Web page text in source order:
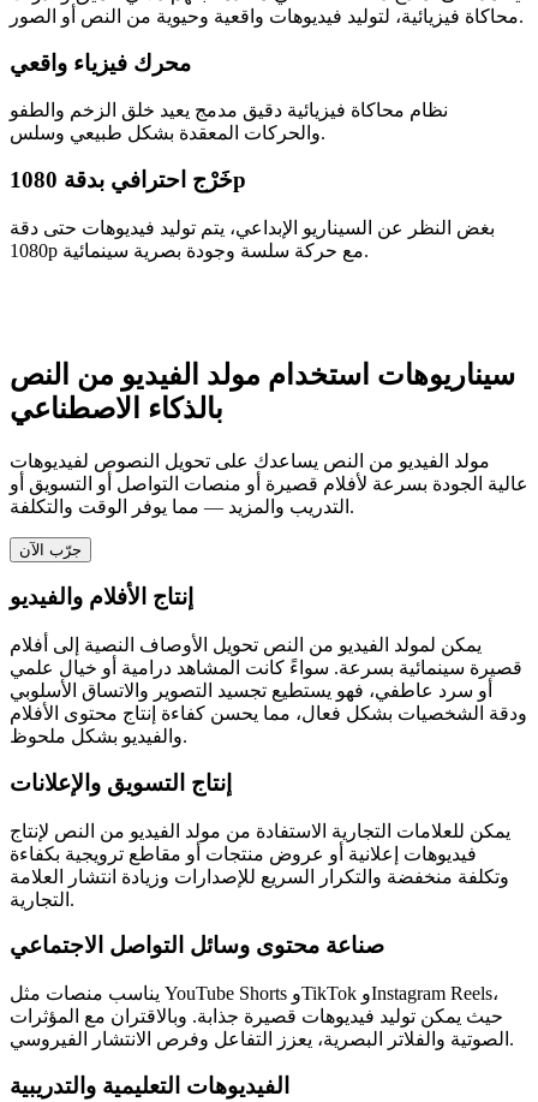
محاكاة فيزيائية، لتوليد فيديوهات واقعية وحيوية من النص أو الصور.
محرك فيزياء واقعي
نظام محاكاة فيزيائية دقيق مدمج يعيد خلق الزخم والطفو
والحركات المعقدة بشكل طبيعي وسلس.
خَرْج احترافي بدقة 1080p
بغض النظر عن السيناريو الإبداعي، يتم توليد فيديوهات حتى دقة
1080p مع حركة سلسة وجودة بصرية سينمائية.
سيناريوهات استخدام مولد الفيديو من النص
بالذكاء الاصطناعي
مولد الفيديو من النص يساعدك على تحويل النصوص لفيديوهات
عالية الجودة بسرعة لأفلام قصيرة أو منصات التواصل أو التسويق أو
التدريب والمزيد — مما يوفر الوقت والتكلفة.
جرّب الآن
إنتاج الأفلام والفيديو
يمكن لمولد الفيديو من النص تحويل الأوصاف النصية إلى أفلام
قصيرة سينمائية بسرعة. سواءً كانت المشاهد درامية أو خيال علمي
أو سرد عاطفي، فهو يستطيع تجسيد التصوير والاتساق الأسلوبي
ودقة الشخصيات بشكل فعال، مما يحسن كفاءة إنتاج محتوى الأفلام
والفيديو بشكل ملحوظ.
إنتاج التسويق والإعلانات
يمكن للعلامات التجارية الاستفادة من مولد الفيديو من النص لإنتاج
فيديوهات إعلانية أو عروض منتجات أو مقاطع ترويجية بكفاءة
وتكلفة منخفضة والتكرار السريع للإصدارات وزيادة انتشار العلامة
التجارية.
صناعة محتوى وسائل التواصل الاجتماعي
يناسب منصات مثل YouTube Shorts وTikTok وInstagram Reels،
حيث يمكن توليد فيديوهات قصيرة جذابة. وبالاقتران مع المؤثرات
الصوتية والفلاتر البصرية، يعزز التفاعل وفرص الانتشار الفيروسي.
الفيديوهات التعليمية والتدريبية